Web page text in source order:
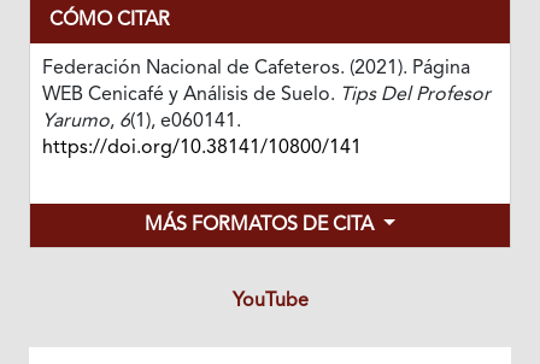
CÓMO CITAR
Federación Nacional de Cafeteros. (2021). Página
WEB Cenicafé y Análisis de Suelo. Tips Del Profesor
Yarumo, 6(1), e060141.
https://doi.org/10.38141/10800/141
MÁS FORMATOS DE CITA
YouTube